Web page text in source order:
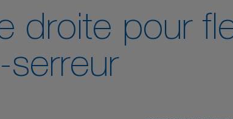
droite pour
serreur